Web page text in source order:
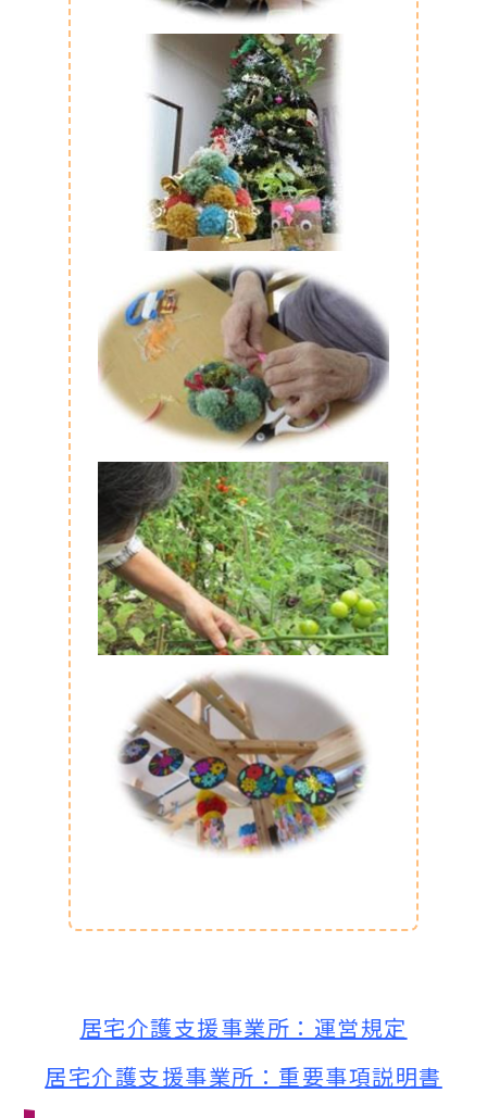
居宅介護支援事業所：運営規定
居宅介護支援事業所：重要事項説明書